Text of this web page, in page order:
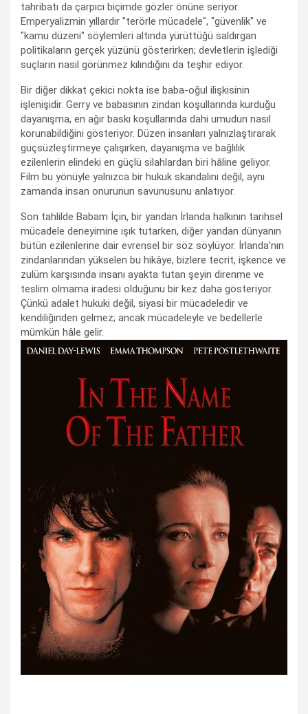
tahribatı da çarpıcı biçimde gözler önüne seriyor.
Emperyalizmin yıllardır "terörle mücadele", "güvenlik" ve
"kamu düzeni" söylemleri altında yürüttüğü saldırgan
politikaların gerçek yüzünü gösterirken; devletlerin işlediği
suçların nasıl görünmez kılındığını da teşhir ediyor.
Bir diğer dikkat çekici nokta ise baba-oğul ilişkisinin
işlenişidir. Gerry ve babasının zindan koşullarında kurduğu
dayanışma, en ağır baskı koşullarında dahi umudun nasıl
korunabildiğini gösteriyor. Düzen insanları yalnızlaştırarak
güçsüzleştirmeye çalışırken, dayanışma ve bağlılık
ezilenlerin elindeki en güçlü silahlardan biri hâline geliyor.
Film bu yönüyle yalnızca bir hukuk skandalını değil, aynı
zamanda insan onurunun savunusunu anlatıyor.
Son tahlilde Babam İçin, bir yandan İrlanda halkının tarihsel
mücadele deneyimine ışık tutarken, diğer yandan dünyanın
bütün ezilenlerine dair evrensel bir söz söylüyor. İrlanda'nın
zindanlarından yükselen bu hikâye, bizlere tecrit, işkence ve
zulüm karşısında insanı ayakta tutan şeyin direnme ve
teslim olmama iradesi olduğunu bir kez daha gösteriyor.
Çünkü adalet hukuki değil, siyasi bir mücadeledir ve
kendiliğinden gelmez; ancak mücadeleyle ve bedellerle
mümkün hâle gelir.